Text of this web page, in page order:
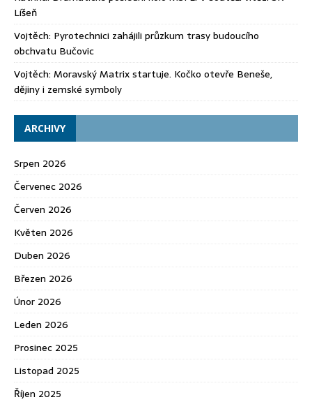
Líšeň
Vojtěch: Pyrotechnici zahájili průzkum trasy budoucího
obchvatu Bučovic
Vojtěch: Moravský Matrix startuje. Kočko otevře Beneše,
dějiny i zemské symboly
ARCHIVY
Srpen 2026
Červenec 2026
Červen 2026
Květen 2026
Duben 2026
Březen 2026
Únor 2026
Leden 2026
Prosinec 2025
Listopad 2025
Říjen 2025